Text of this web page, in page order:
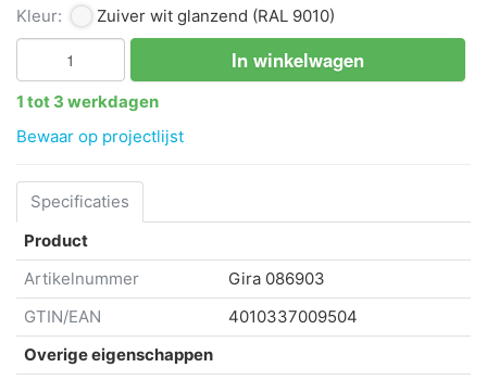
Kleur: Zuiver wit glanzend (RAL 9010)
In winkelwagen
1 tot 3 werkdagen
Bewaar op projectlijst
Specificaties
Product
Artikelnummer
Gira 086903
GTIN/EAN
4010337009504
Overige eigenschappen